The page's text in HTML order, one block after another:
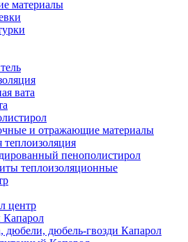
материалы
вата
и отражающие материалы
пенополистирол
теплоизоляционные
центр
Капарол
дюбели, дюбель-гвозди Капарол